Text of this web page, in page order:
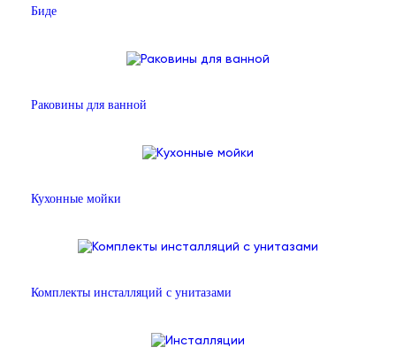
Биде
Раковины для ванной
Кухонные мойки
Комплекты инсталляций с унитазами